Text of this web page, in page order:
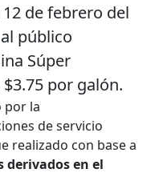
de febrero del
público
Súper
por galón.
por la
de servicio
realizado con base a
derivados en el